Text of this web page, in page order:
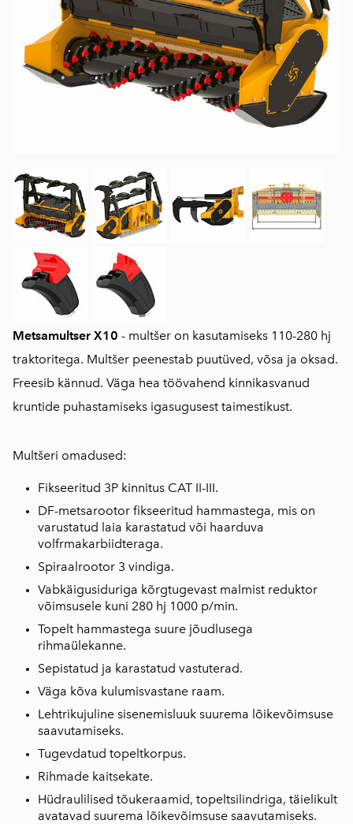
Metsamultser X10 - multšer on kasutamiseks 110-280 hj
traktoritega. Multšer peenestab puutüved, võsa ja oksad.
Freesib kännud. Väga hea töövahend kinnikasvanud
kruntide puhastamiseks igasugusest taimestikust.
Multšeri omadused:
Fikseeritud 3P kinnitus CAT II-III.
DF-metsarootor fikseeritud hammastega, mis on
varustatud laia karastatud või haarduva
volfrmakarbiidteraga.
Spiraalrootor 3 vindiga.
Vabkäigusiduriga kõrgtugevast malmist reduktor
võimsusele kuni 280 hj 1000 p/min.
Topelt hammastega suure jõudlusega
rihmaülekanne.
Sepistatud ja karastatud vastuterad.
Väga kõva kulumisvastane raam.
Lehtrikujuline sisenemisluuk suurema lõikevõimsuse
saavutamiseks.
Tugevdatud topeltkorpus.
Rihmade kaitsekate.
Hüdraulilised tõukeraamid, topeltsilindriga, täielikult
avatavad suurema lõikevõimsuse saavutamiseks.